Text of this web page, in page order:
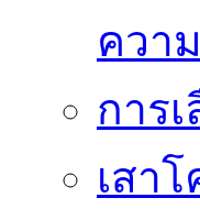
ควา
การ
เสา